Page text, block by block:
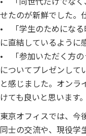
せたのが新鮮でした。
• 「学生のためになる
に直結しているように
• 「参加いただく方の
についてプレゼンして
と感じました。オンラ
けても良いと思います。
東京オフィスでは、今
同士の交流や、現役学